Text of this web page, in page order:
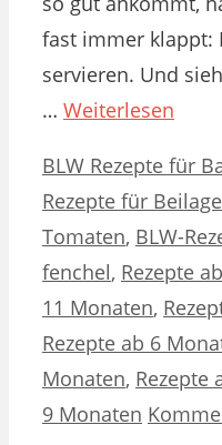
fast immer klappt:
servieren. Und
… Weiterlesen
Kategorien
BLW Rezepte für
Rezepte für
Tomaten, BLW-
fenchel, Rezepte
11 Monaten,
Rezepte ab 6
Monaten, Rezepte
9 Monaten